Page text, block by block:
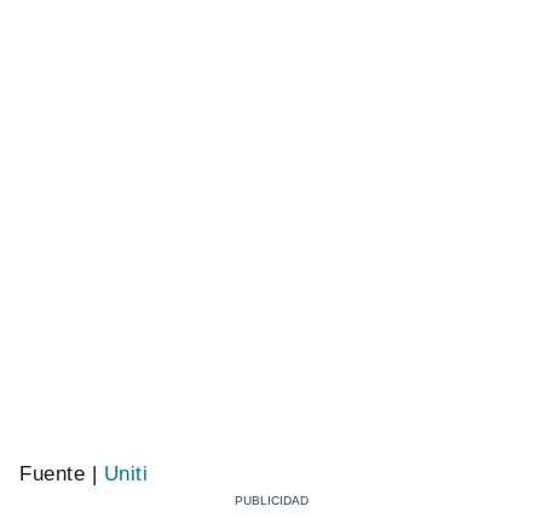
Fuente | Uniti